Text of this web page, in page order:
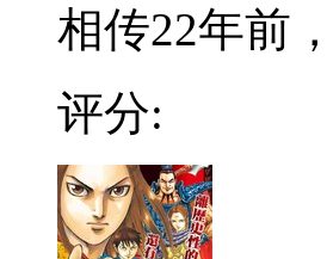
相传22年前
评分: